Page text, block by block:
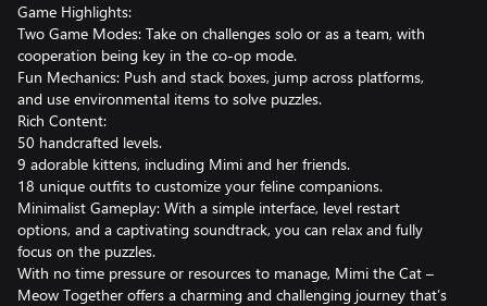
Game Highlights:
Two Game Modes: Take on challenges solo or as a team, with
cooperation being key in the co-op mode.
Fun Mechanics: Push and stack boxes, jump across platforms,
and use environmental items to solve puzzles.
Rich Content:
50 handcrafted levels.
9 adorable kittens, including Mimi and her friends.
18 unique outfits to customize your feline companions.
Minimalist Gameplay: With a simple interface, level restart
options, and a captivating soundtrack, you can relax and fully
focus on the puzzles.
With no time pressure or resources to manage, Mimi the Cat –
Meow Together offers a charming and challenging journey that’s